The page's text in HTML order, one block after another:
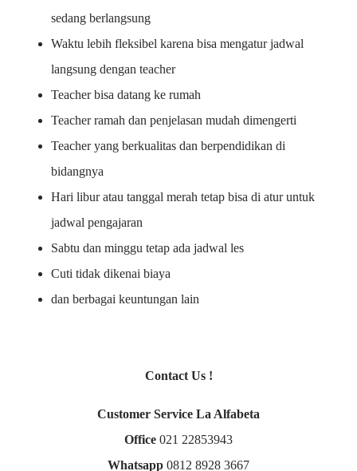
sedang berlangsung
Waktu lebih fleksibel karena bisa mengatur jadwal
langsung dengan teacher
Teacher bisa datang ke rumah
Teacher ramah dan penjelasan mudah dimengerti
Teacher yang berkualitas dan berpendidikan di
bidangnya
Hari libur atau tanggal merah tetap bisa di atur untuk
jadwal pengajaran
Sabtu dan minggu tetap ada jadwal les
Cuti tidak dikenai biaya
dan berbagai keuntungan lain
Contact Us !
Customer Service La Alfabeta
Office 021 22853943
Whatsapp 0812 8928 3667